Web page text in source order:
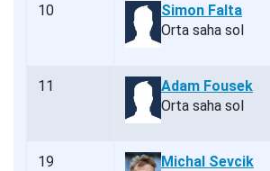
10
Simon Falta
Orta saha sol
11
Adam Fousek
Orta saha sol
19
Michal Sevcik